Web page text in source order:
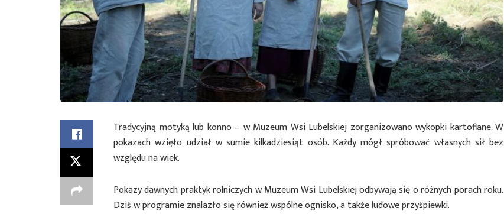
Tradycyjną motyką lub konno – w Muzeum Wsi Lubelskiej zorganizowano wykopki kartoflane. W
pokazach wzięło udział w sumie kilkadziesiąt osób. Każdy mógł spróbować własnych sił bez
względu na wiek.
Pokazy dawnych praktyk rolniczych w Muzeum Wsi Lubelskiej odbywają się o różnych porach roku.
Dziś w programie znalazło się również wspólne ognisko, a także ludowe przyśpiewki.